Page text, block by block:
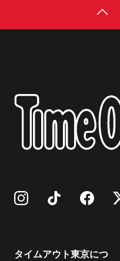
タイムアウト東京につ